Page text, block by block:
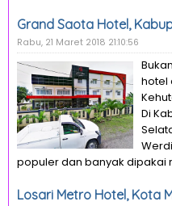
Grand Saota Hotel,
Rabu, 21 Maret 2018 21:10:56
hotel
Di
populer dan banyak dipakai
Losari Metro Hotel, Kota